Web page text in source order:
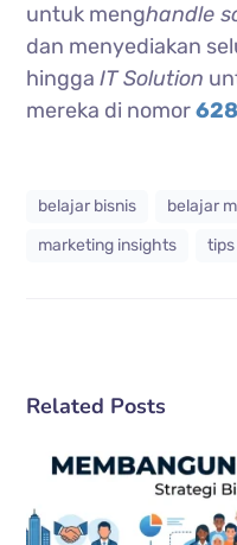
untuk menghandle
dan menyediakan
hinggaIT Solution
mereka di nomor
belajar bisnis
belajar
marketing insights
Related Posts